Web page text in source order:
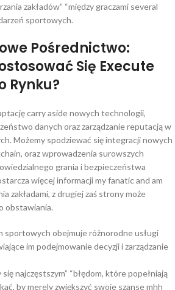
zakładów” “między graczami several
sportowych.
Pośrednictwo:
Się Execute
Rynku?
carry aside nowych technologii,
danych oraz zarządzanie reputacją w
Możemy spodziewać się integracji nowych
oraz wprowadzenia surowszych
grania i bezpieczeństwa
więcej informacji my fanatic and am
zakładami, z drugiej zaś strony może
obstawiania.
sportowych obejmuje różnorodne usługi
im podejmowanie decyzji i zarządzanie
najczęstszym” “błędom, które popełniają
by merely zwiększyć swoje szanse mhh